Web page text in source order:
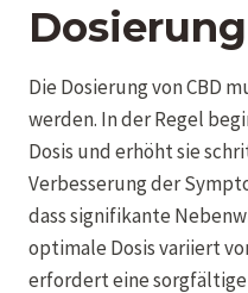
Dosierung
Die Dosierung von CBD
werden. In der Regel
Dosis und erhöht sie
Verbesserung der
dass signifikante
optimale Dosis variiert
erfordert eine